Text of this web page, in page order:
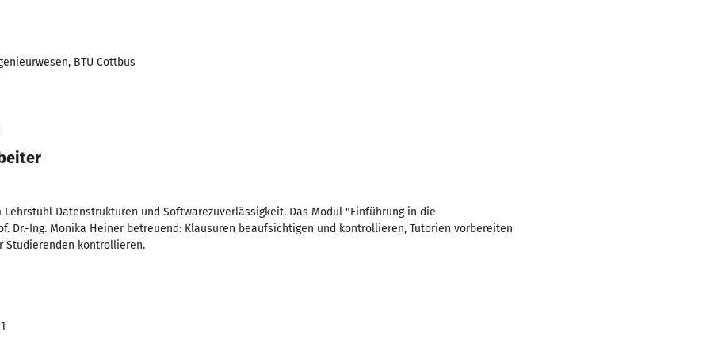
BTU Cottbus
Datenstrukturen und Softwarezuverlässigkeit. Das Modul "Einführung in die
Dr.-Ing. Monika Heiner betreuend: Klausuren beaufsichtigen und kontrollieren, Tutorien vorbereiten
Studierenden kontrollieren.